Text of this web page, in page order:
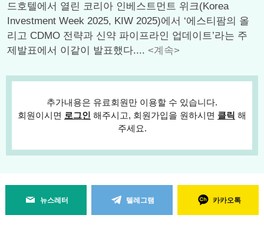
드호텔에서 열린 코리아 인베스트먼트 위크(Korea
Investment Week 2025, KIW 2025)에서 ‘에스티팜의 올
리고 CDMO 전략과 신약 파이프라인 업데이트’라는 주
제발표에서 이같이 발표했다.... <계속>
추가내용은 유료회원만 이용할 수 있습니다.
회원이시면 로그인 해주시고, 회원가입을 원하시면 클릭 해
주세요.
뉴스레터 텔레그램 카카오톡